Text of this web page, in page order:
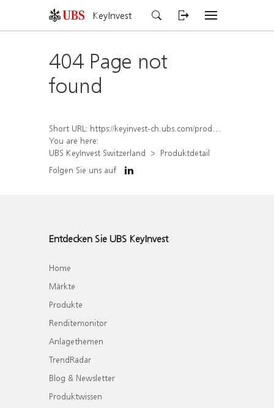
KeyInvest
404 Page not
found
Short URL: https://keyinvest-ch.ubs.com/produkt/detail/index/isin/CH1562163217
You are here:
UBS KeyInvest Switzerland
Produktdetail
Folgen Sie uns auf
Entdecken Sie UBS KeyInvest
Home
Märkte
Produkte
Renditemonitor
Anlagethemen
TrendRadar
Blog & Newsletter
Produktwissen